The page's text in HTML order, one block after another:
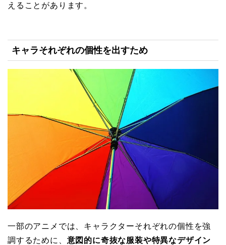
えることがあります。
キャラそれぞれの個性を出すため
一部のアニメでは、キャラクターそれぞれの個性を強
調するために、 意図的に奇抜な服装や特異なデザイン